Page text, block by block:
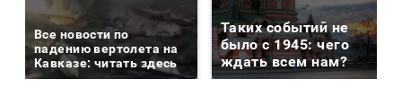
Все новости по
падению вертолета на
Кавказе: читать здесь
Таких событий не
было с 1945: чего
ждать всем нам?